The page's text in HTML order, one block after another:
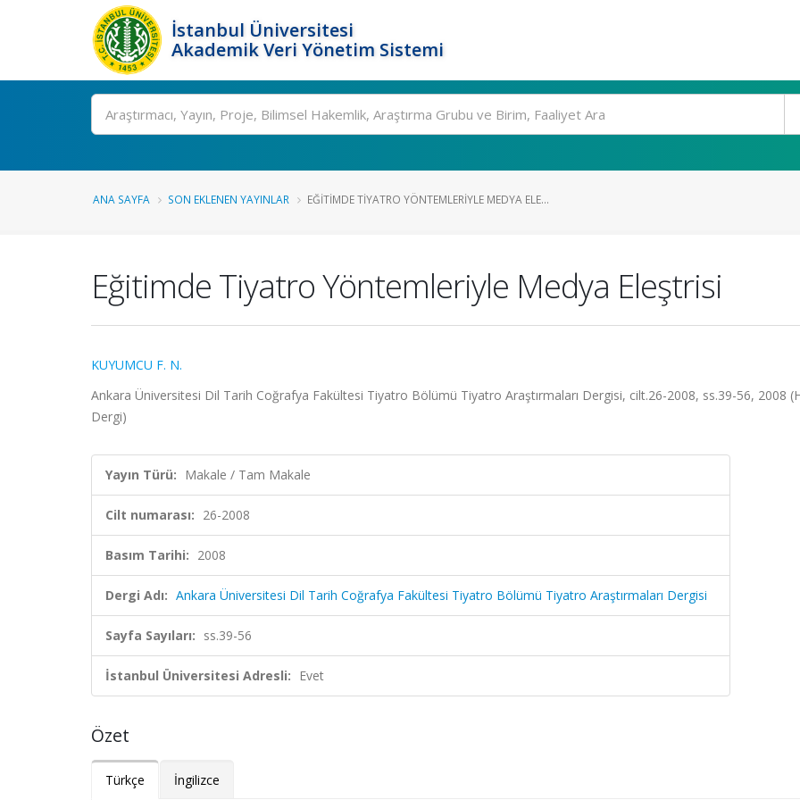
İstanbul Üniversitesi
Akademik Veri Yönetim Sistemi
Ara
ANA SAYFA SON EKLENEN YAYINLAR EĞITIMDE TIYATRO YÖNTEMLERIYLE MEDYA ELE...
Eğitimde Tiyatro Yöntemleriyle Medya Eleştrisi
KUYUMCU F. N.
Ankara Üniversitesi Dil Tarih Coğrafya Fakültesi Tiyatro Bölümü Tiyatro Araştırmaları Dergisi, cilt.26-2008, ss.39-56, 2008
Dergi)
Yayın Türü: Makale / Tam Makale
Cilt numarası: 26-2008
Basım Tarihi: 2008
Dergi Adı: Ankara Üniversitesi Dil Tarih Coğrafya Fakültesi Tiyatro Bölümü Tiyatro Araştırmaları Dergisi
Sayfa Sayıları: ss.39-56
İstanbul Üniversitesi Adresli: Evet
Özet
Türkçe İngilizce